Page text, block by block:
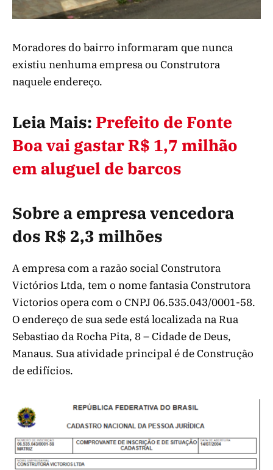
Moradores do bairro informaram que nunca
existiu nenhuma empresa ou Construtora
naquele endereço.
Leia Mais: Prefeito de Fonte
Boa vai gastar R$ 1,7 milhão
em aluguel de barcos
Sobre a empresa vencedora
dos R$ 2,3 milhões
A empresa com a razão social Construtora
Victórios Ltda, tem o nome fantasia Construtora
Victorios opera com o CNPJ 06.535.043/0001-58.
O endereço de sua sede está localizada na Rua
Sebastiao da Rocha Pita, 8 – Cidade de Deus,
Manaus. Sua atividade principal é de Construção
de edifícios.